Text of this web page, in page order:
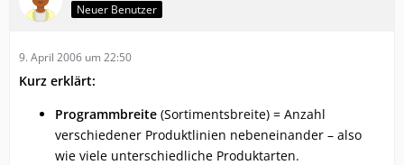
Neuer Benutzer
9. April 2006 um 22:50
Kurz erklärt:
Programmbreite (Sortimentsbreite) = Anzahl
verschiedener Produktlinien nebeneinander – also
wie viele unterschiedliche Produktarten.